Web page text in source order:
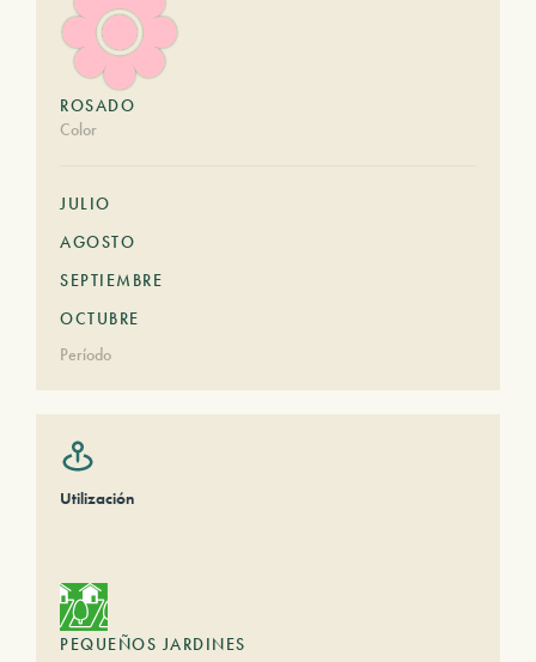
ROSADO
Color
JULIO
AGOSTO
SEPTIEMBRE
OCTUBRE
Período
Utilización
PEQUEÑOS JARDINES